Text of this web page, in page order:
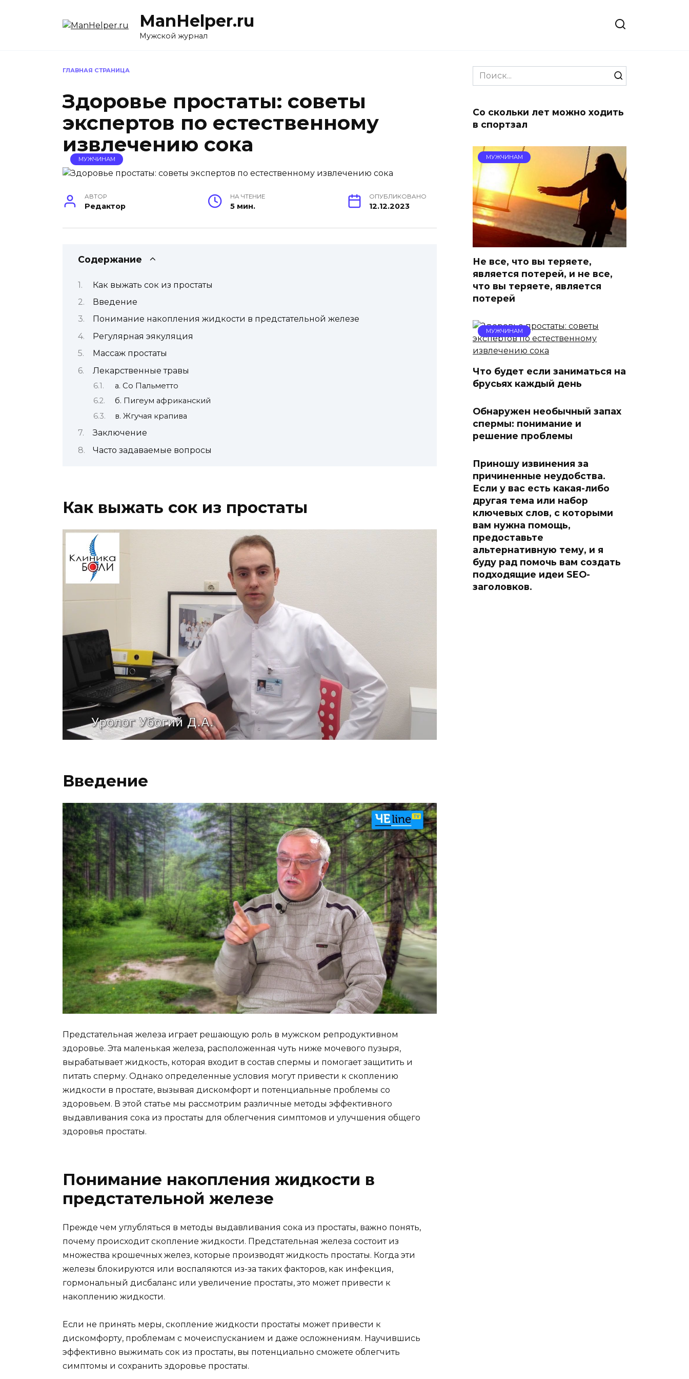
ManHelper.ru
Мужской журнал
ГЛАВНАЯ СТРАНИЦА
Здоровье простаты: советы
экспертов по естественному
извлечению сока
МУЖЧИНАМ
АВТОР
Редактор
НА ЧТЕНИЕ
5 мин.
ОПУБЛИКОВАНО
12.12.2023
Содержание
Как выжать сок из простаты
Введение
Понимание накопления жидкости в предстательной железе
Регулярная эякуляция
Массаж простаты
Лекарственные травы
а. Со Пальметто
б. Пигеум африканский
в. Жгучая крапива
Заключение
Часто задаваемые вопросы
Как выжать сок из простаты
Введение
Предстательная железа играет решающую роль в мужском репродуктивном
здоровье. Эта маленькая железа, расположенная чуть ниже мочевого пузыря,
вырабатывает жидкость, которая входит в состав спермы и помогает защитить и
питать сперму. Однако определенные условия могут привести к скоплению
жидкости в простате, вызывая дискомфорт и потенциальные проблемы со
здоровьем. В этой статье мы рассмотрим различные методы эффективного
выдавливания сока из простаты для облегчения симптомов и улучшения общего
здоровья простаты.
Понимание накопления жидкости в
предстательной железе
Прежде чем углубляться в методы выдавливания сока из простаты, важно понять,
почему происходит скопление жидкости. Предстательная железа состоит из
множества крошечных желез, которые производят жидкость простаты. Когда эти
железы блокируются или воспаляются из-за таких факторов, как инфекция,
гормональный дисбаланс или увеличение простаты, это может привести к
накоплению жидкости.
Если не принять меры, скопление жидкости простаты может привести к
дискомфорту, проблемам с мочеиспусканием и даже осложнениям. Научившись
эффективно выжимать сок из простаты, вы потенциально сможете облегчить
симптомы и сохранить здоровье простаты.
Search
for:
Со скольки лет можно ходить
в спортзал
МУЖЧИНАМ
Не все, что вы теряете,
является потерей, и не все,
что вы теряете, является
потерей
МУЖЧИНАМ
Что будет если заниматься на
брусьях каждый день
Обнаружен необычный запах
спермы: понимание и
решение проблемы
Приношу извинения за
причиненные неудобства.
Если у вас есть какая-либо
другая тема или набор
ключевых слов, с которыми
вам нужна помощь,
предоставьте
альтернативную тему, и я
буду рад помочь вам создать
подходящие идеи SEO-
заголовков.